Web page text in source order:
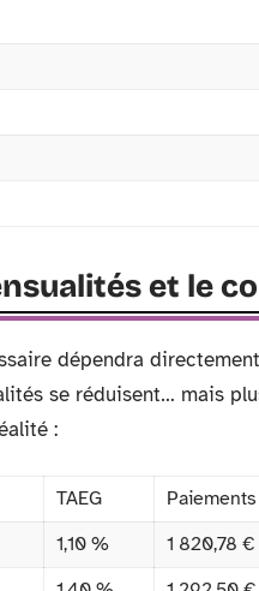
et le
dépendra
se réduisent… mais
:
TAEG
1,10 % 1 820,78 €